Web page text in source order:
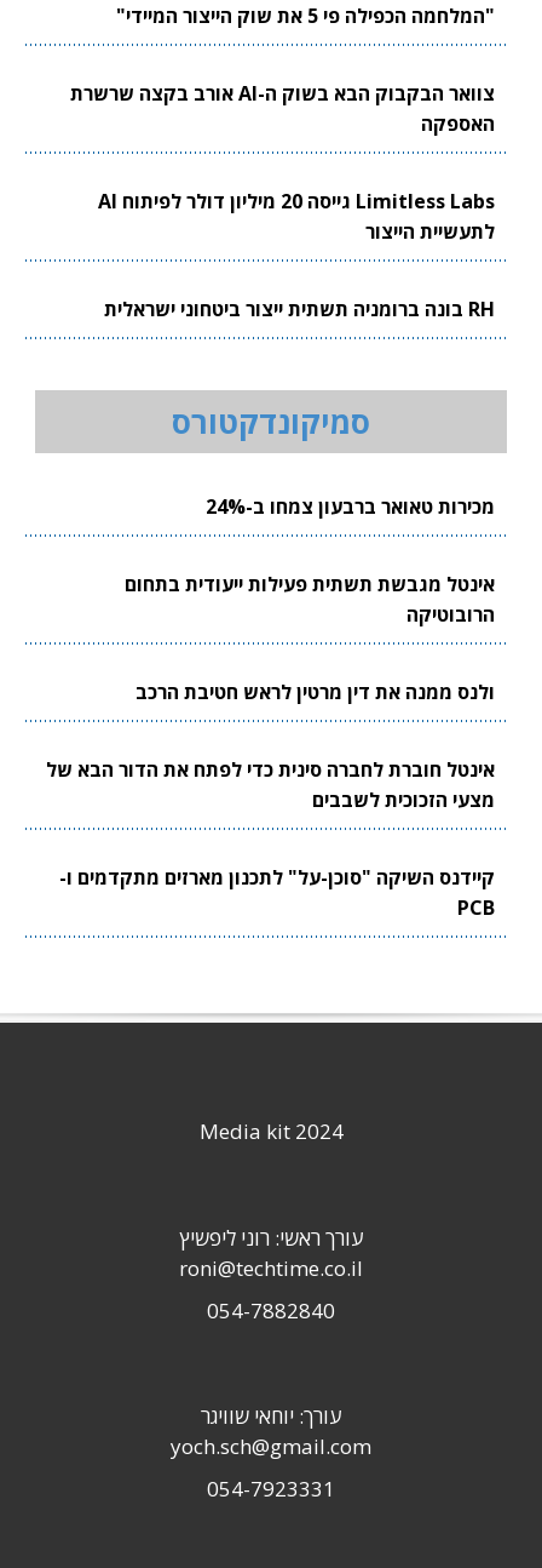
"המלחמה הכפילה פי 5 את שוק הייצור המיידי"
צוואר הבקבוק הבא בשוק ה-AI אורב בקצה שרשרת
האספקה
Limitless Labs גייסה 20 מיליון דולר לפיתוח AI
לתעשיית הייצור
RH בונה ברומניה תשתית ייצור ביטחוני ישראלית
סמיקונדקטורס
מכירות טאואר ברבעון צמחו ב-24%
אינטל מגבשת תשתית פעילות ייעודית בתחום
הרובוטיקה
ולנס ממנה את דין מרטין לראש חטיבת הרכב
אינטל חוברת לחברה סינית כדי לפתח את הדור הבא של
מצעי הזכוכית לשבבים
קיידנס השיקה "סוכן-על" לתכנון מארזים מתקדמים ו-
PCB
Media kit 2024
עורך ראשי: רוני ליפשיץ
roni@techtime.co.il
054-7882840
עורך: יוחאי שוויגר
yoch.sch@gmail.com
054-7923331